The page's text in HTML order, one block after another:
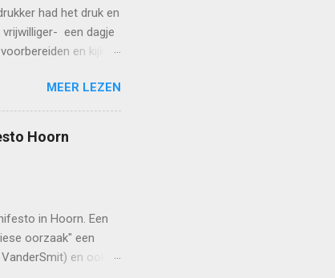
had het druk en
een dagje
en kijken
MEER LEZEN
Hoorn
in Hoorn. Een
oorzaak" een
en ook